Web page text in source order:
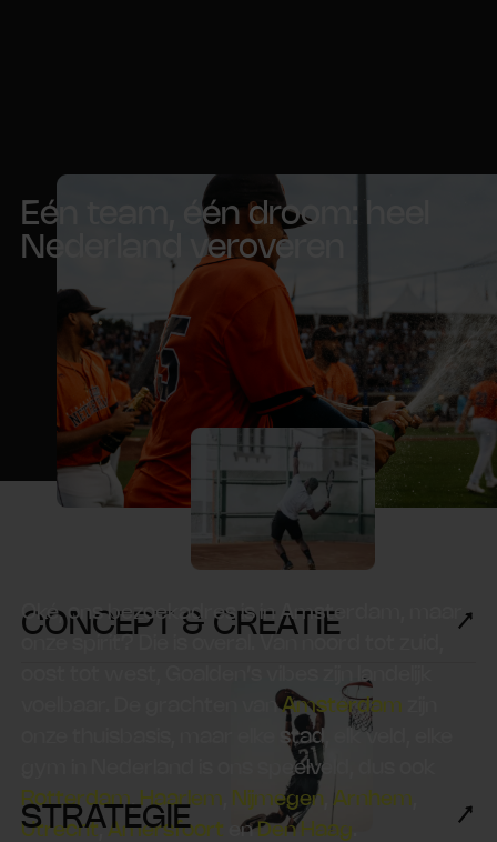
Eén team, één droom: heel
Nederland veroveren
Oké, ons bezoekadres is in Amsterdam, maar
oost tot west, Goalden’s vibes zijn landelijk
voelbaar. De grachten vanAmsterdam
onze thuisbasis, maar elke stad, elk veld, elke
gym in Nederland is ons speelveld, dus ook
Rotterdam,Haarlem Nijmegen ,Arnhem
Utrecht,Amersfoort enDen Haag
CONCEPT & CREATIE
STRATEGIE